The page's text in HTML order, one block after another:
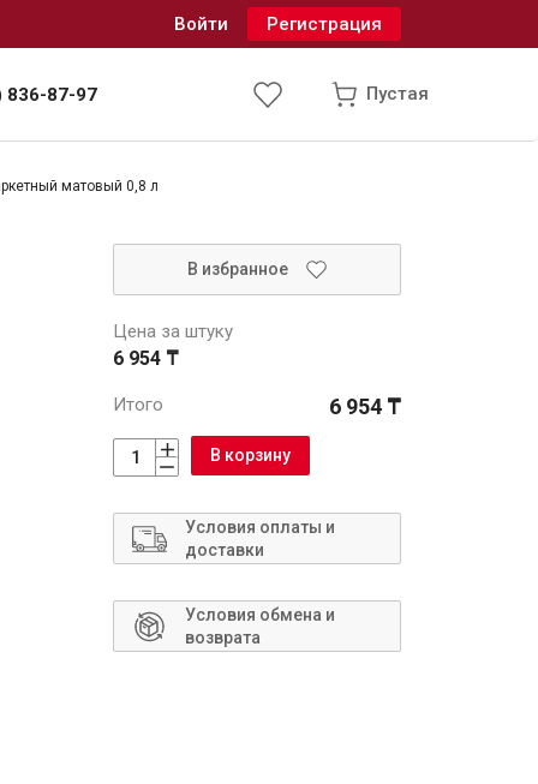
матовый 0,8 л
В избранное
Цена за штуку
6 954 ₸
Итого 6 954 ₸
В корзину
Условия оплаты и
доставки
Условия обмена и
возврата
Войти Регистрация
836-87-97 Пустая
и водоотведение
Сантехника